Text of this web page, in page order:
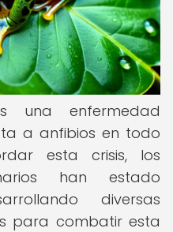
una enfermedad
a anfibios en todo
esta crisis, los
han estado
diversas
para combatir esta